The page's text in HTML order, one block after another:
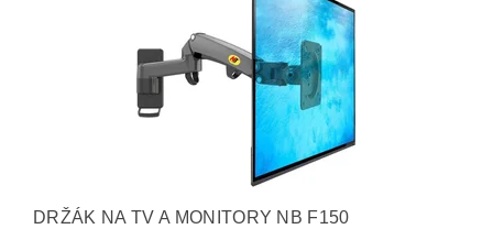
DRŽÁK NA TV A MONITORY NB F150